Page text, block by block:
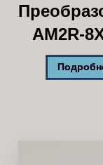
AM2R-